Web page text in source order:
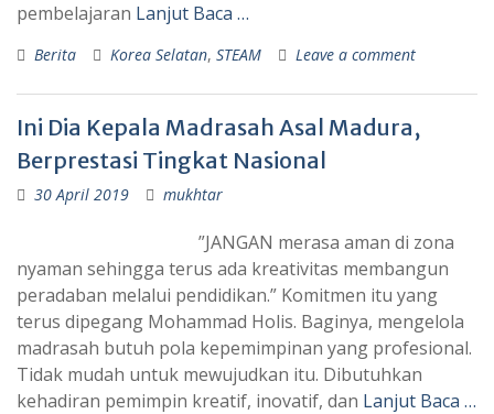
pembelajaran Lanjut Baca …
Berita Korea Selatan, STEAM Leave a comment
Ini Dia Kepala Madrasah Asal Madura,
Berprestasi Tingkat Nasional
30 April 2019 mukhtar
”JANGAN merasa aman di zona
nyaman sehingga terus ada kreativitas membangun
peradaban melalui pendidikan.” Komitmen itu yang
terus dipegang Mohammad Holis. Baginya, mengelola
madrasah butuh pola kepemimpinan yang profesional.
Tidak mudah untuk mewujudkan itu. Dibutuhkan
kehadiran pemimpin kreatif, inovatif, dan Lanjut Baca …